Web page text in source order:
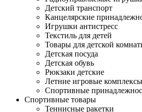
Детский транспорт
Канцелярские
Игрушки антистресс
Текстиль для детей
Товары для детской
Детская посуда
Детская обувь
Рюкзаки детские
Летние игровые комплексы
Спортивные
Спортивные товары
Теннисные ракетки